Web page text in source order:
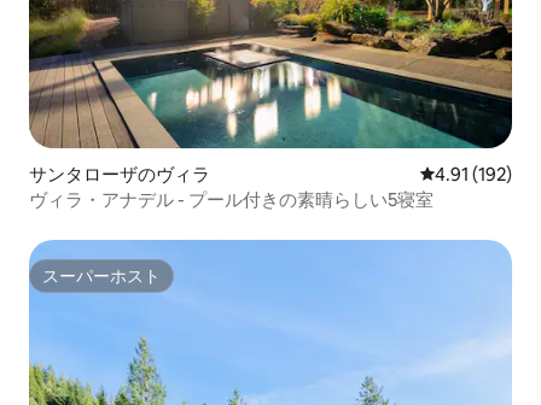
サンタローザのヴィラ レビュー192
4.91 (192)
ヴィラ・アナデル - プール付きの素晴らしい5寝室
スーパーホスト
スーパーホスト